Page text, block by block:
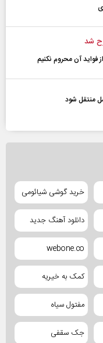
شد
فواید آن محروم نکنیم
منتقل شود
خرید گوشی شیائومی
دانلود آهنگ جدید
webone.co
کمک به خیریه
مفتول سیاه
جک سقفی